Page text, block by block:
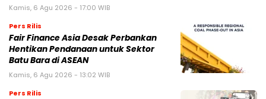
Kamis, 6 Agu 2026 - 17:00 WIB
Pers Rilis
Fair Finance Asia Desak Perbankan
Hentikan Pendanaan untuk Sektor
Batu Bara di ASEAN
Kamis, 6 Agu 2026 - 13:02 WIB
Pers Rilis